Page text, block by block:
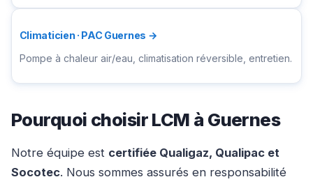
Climaticien · PAC Guernes →
Pompe à chaleur air/eau, climatisation réversible, entretien.
Pourquoi choisir LCM à Guernes
Notre équipe est certifiée Qualigaz, Qualipac et
Socotec. Nous sommes assurés en responsabilité